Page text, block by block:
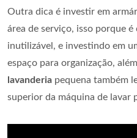
Outra dica é investir em
área de serviço, isso porque
inutilizável, e investindo em
espaço para organização,
lavanderia pequena também
superior da máquina de lavar